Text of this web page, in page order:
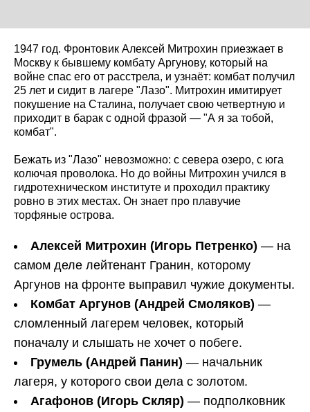
1947 год. Фронтовик Алексей Митрохин приезжает в
Москву к бывшему комбату Аргунову, который на
войне спас его от расстрела, и узнаёт: комбат получил
25 лет и сидит в лагере "Лазо". Митрохин имитирует
покушение на Сталина, получает свою четвертную и
приходит в барак с одной фразой — "А я за тобой,
комбат".
Бежать из "Лазо" невозможно: с севера озеро, с юга
колючая проволока. Но до войны Митрохин учился в
гидротехническом институте и проходил практику
ровно в этих местах. Он знает про плавучие
торфяные острова.
Алексей Митрохин (Игорь Петренко) — на
самом деле лейтенант Гранин, которому
Аргунов на фронте выправил чужие документы.
Комбат Аргунов (Андрей Смоляков) —
сломленный лагерем человек, который
поначалу и слышать не хочет о побеге.
Грумель (Андрей Панин) — начальник
лагеря, у которого свои дела с золотом.
Агафонов (Игорь Скляр) — подполковник